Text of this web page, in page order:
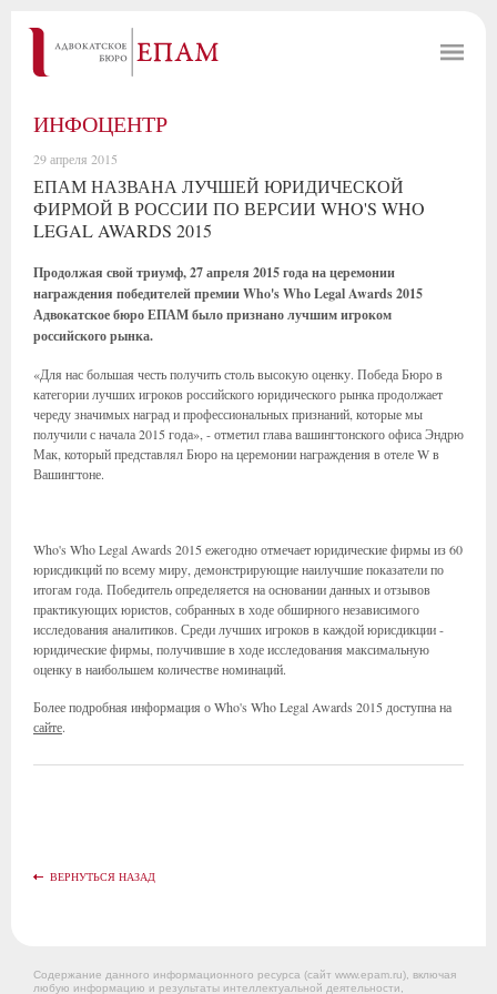
ИНФОЦЕНТР
29 апреля 2015
ЕПАМ НАЗВАНА ЛУЧШЕЙ ЮРИДИЧЕСКОЙ
ФИРМОЙ В РОССИИ ПО ВЕРСИИ WHO'S WHO
LEGAL AWARDS 2015
Продолжая свой триумф, 27 апреля 2015 года на церемонии
награждения победителей премии Who's Who Legal Awards 2015
Адвокатское бюро ЕПАМ было признано лучшим игроком
российского рынка.
«Для нас большая честь получить столь высокую оценку. Победа Бюро в
категории лучших игроков российского юридического рынка продолжает
череду значимых наград и профессиональных признаний, которые мы
получили с начала 2015 года», - отметил глава вашингтонского офиса Эндрю
Мак, который представлял Бюро на церемонии награждения в отеле W в
Вашингтоне.
Who's Who Legal Awards 2015 ежегодно отмечает юридические фирмы из 60
юрисдикций по всему миру, демонстрирующие наилучшие показатели по
итогам года. Победитель определяется на основании данных и отзывов
практикующих юристов, собранных в ходе обширного независимого
исследования аналитиков. Среди лучших игроков в каждой юрисдикции -
юридические фирмы, получившие в ходе исследования максимальную
оценку в наибольшем количестве номинаций.
Более подробная информация о Who's Who Legal Awards 2015 доступна на
сайте.
ВЕРНУТЬСЯ НАЗАД
Содержание данного информационного ресурса (сайт www.epam.ru), включая
любую информацию и результаты интеллектуальной деятельности,